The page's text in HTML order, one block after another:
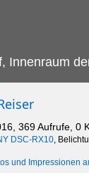
Innenraum
369 Aufrufe, 0
DSC-RX10,
und Impressionen